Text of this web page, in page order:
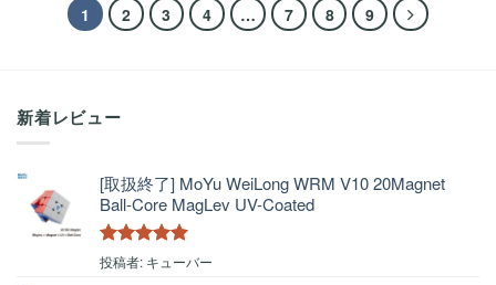
1 2 3 4 … 7 8 9
新着レビュー
[取扱終了] MoYu WeiLong WRM V10 20Magnet
Ball-Core MagLev UV-Coated
5段階中 5 の
投稿者: キューバー